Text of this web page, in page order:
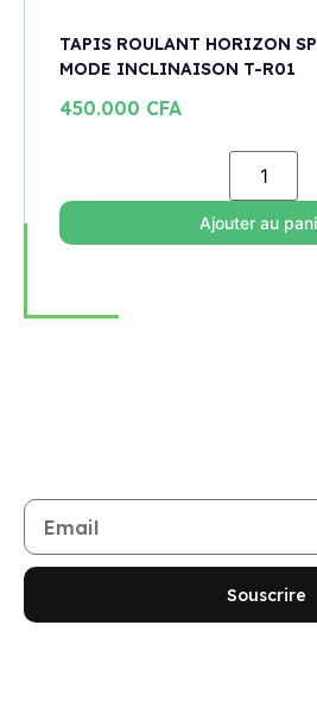
TAPIS ROULANT HORIZON
MODE INCLINAISON T-R01
450.000 CFA
Ajouter au
Souscrire